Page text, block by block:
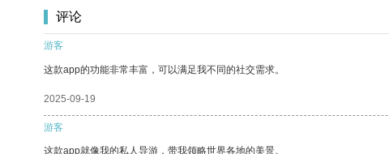
评论
游客
这款app的功能非常丰富，可以满足我不同的社交需求。
2025-09-19
游客
这款app就像我的私人导游，带我领略世界各地的美景。